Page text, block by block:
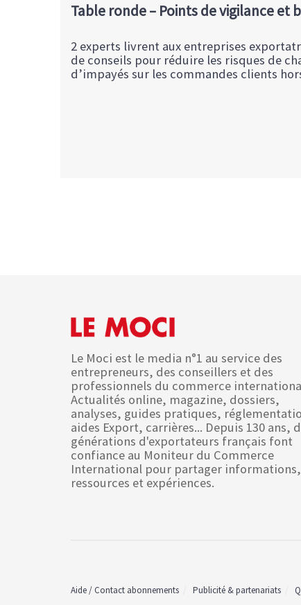
Table ronde – Points de vigilance et
2 experts livrent aux entreprises
de conseils pour réduire les risques de
d’impayés sur les commandes clients
Le Moci est le media n°1 au service des
entrepreneurs, des conseillers et des
professionnels du commerce
Actualités online, magazine, dossiers,
analyses, guides pratiques,
aides Export, carrières... Depuis 130 ans,
générations d'exportateurs français font
confiance au Moniteur du Commerce
International pour partager informations,
ressources et expériences.
Aide / Contact abonnements Publicité & partenariats